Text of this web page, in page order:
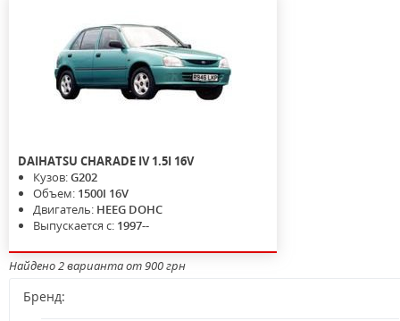
DAIHATSU CHARADE IV 1.5I 16V
Кузов:G202
Объем: 1500I 16V
Двигатель: HEEG DOHC
Выпускается с: 1997--
Найдено 2 варианта от 900 грн
Бренд: